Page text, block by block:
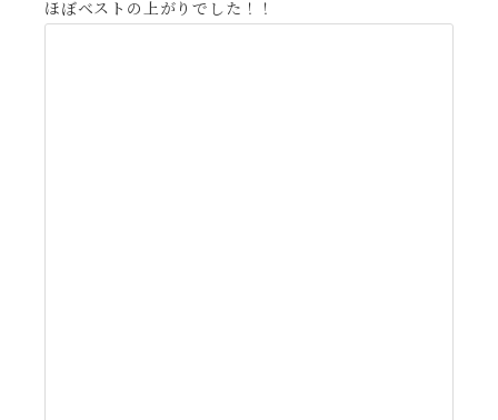
ほぼベストの上がりでした！！